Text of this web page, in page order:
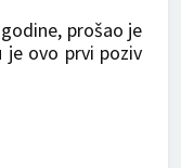
prošao je
je ovo prvi poziv